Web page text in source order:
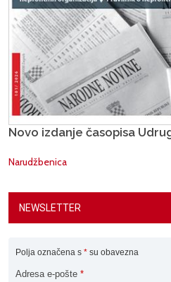
Novo izdanje časopisa
Narudžbenica
NEWSLETTER
Polja označena s * su obavezna
Adresa e-pošte *